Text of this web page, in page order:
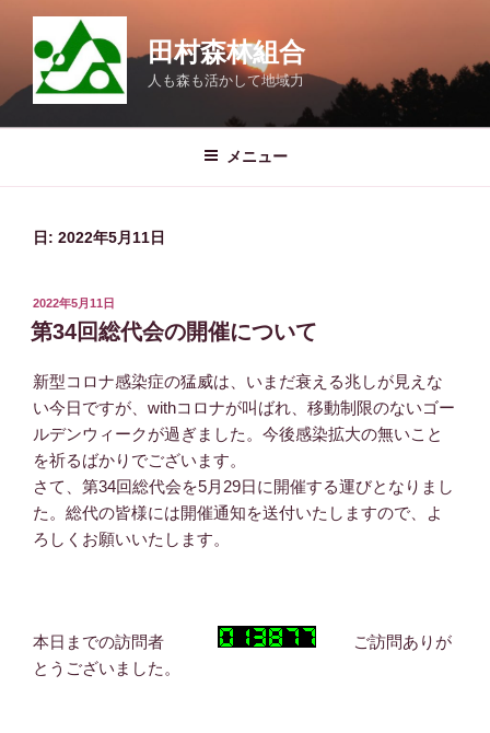
ン
田村森林組合
人も森も活かして地域力
メニュー
日: 2022年5月11日
投
稿
日:
2022年5月11日
第34回総代会の開催について
新型コロナ感染症の猛威は、いまだ衰える兆しが見えな
い今日ですが、withコロナが叫ばれ、移動制限のないゴー
ルデンウィークが過ぎました。今後感染拡大の無いこと
を祈るばかりでございます。
さて、第34回総代会を5月29日に開催する運びとなりまし
た。総代の皆様には開催通知を送付いたしますので、よ
ろしくお願いいたします。
本日までの訪問者
ご訪問ありが
とうございました。